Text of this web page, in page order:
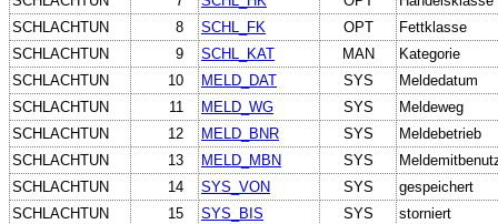
SCHLACHTUN
8 SCHL_FK OPT
Fettklasse
SCHLACHTUN
9 SCHL_KAT MAN
Kategorie
SCHLACHTUN
10 MELD_DAT SYS
Meldedatum
SCHLACHTUN
11 MELD_WG SYS
Meldeweg
SCHLACHTUN
12 MELD_BNR SYS
Meldebetrieb
SCHLACHTUN
13 MELD_MBN SYS
SCHLACHTUN
14 SYS_VON SYS
gespeichert
SCHLACHTUN
15 SYS_BIS SYS
storniert